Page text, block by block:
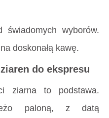
wyborów.
doskonałą kawę.
do ekspresu
ziarna to podstawa.
paloną, z datą